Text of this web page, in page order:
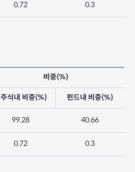
0.72 0.3
비중(%)
주식내 비중(%)
펀드내 비중(%)
99.28 40.66
0.72 0.3